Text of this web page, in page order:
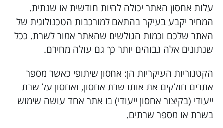
עלות אחסון האתר יכולה להיות חודשית או שנתית.
המחיר יקבע בעיקר בהתאם למורכבות הטכנולוגית של
האתר שלכם וכמות הגולשים שהאתר אמור לשרת. ככל
שנתונים אלה גבוהים יותר כך גם עולה מחירם.
הקטגוריות העיקריות הן: אחסון שיתופי כאשר מספר
אתרים חולקים את אותו שרת אחסון, ואחסון על שרת
ייעודי (בקיצור אחסון ייעודי) בו אתר אחד עושה שימוש
בשרת או מספר שרתים.